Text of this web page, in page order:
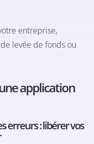
entreprise,
levée de fonds ou
application
erreurs : libérer vos